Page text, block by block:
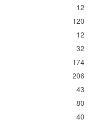
12
120
12
32
174
206
43
80
40